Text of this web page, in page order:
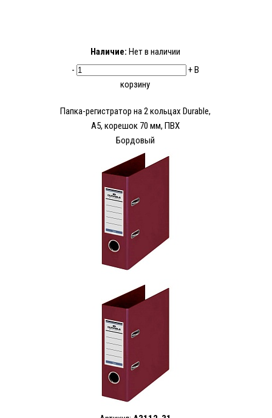
Наличие: Нет в наличии
-
+В
корзину
Папка-регистратор на 2 кольцах Durable,
А5, корешок 70 мм, ПВХ
Бордовый